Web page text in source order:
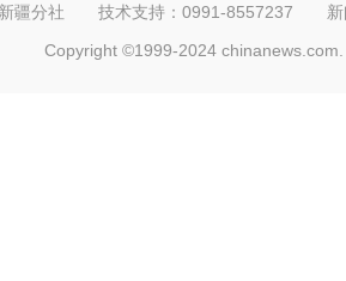
新疆分社 技术支持：0991-8557237
Copyright ©1999-2024